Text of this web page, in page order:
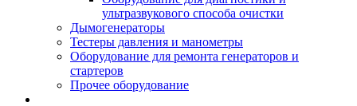
ультразвукового способа очистки
Дымогенераторы
Тестеры давления и манометры
Оборудование для ремонта генераторов и
стартеров
Прочее оборудование